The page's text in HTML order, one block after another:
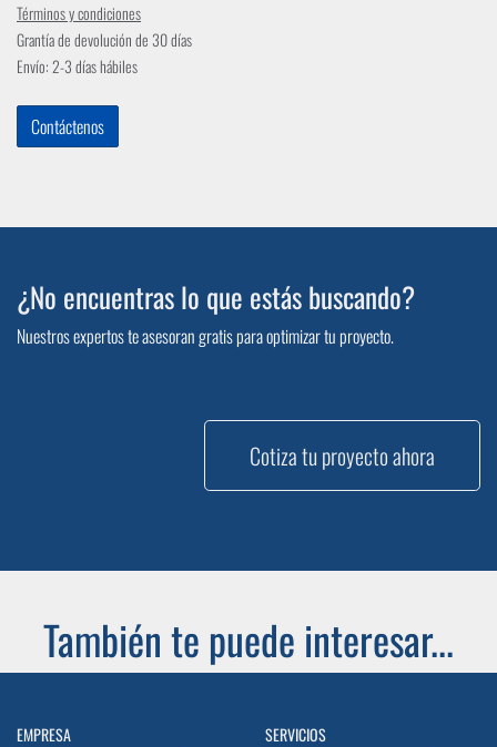
Términos y condiciones
Grantía de devolución de 30 días
Envío: 2-3 días hábiles
Contáctenos
¿No encuentras lo que estás buscando?
Nuestros expertos te asesoran gratis para optimizar tu proyecto.
Cotiza tu proyecto ahora
También te puede interesar...
EMPRESA
SERVICIOS